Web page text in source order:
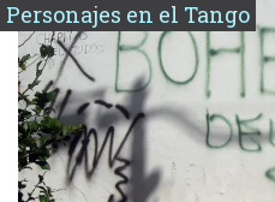
Personajes en el Tango